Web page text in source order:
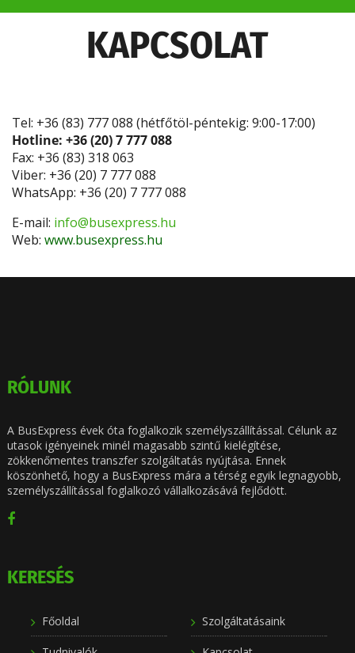
KAPCSOLAT
Tel: +36 (83) 777 088 (hétfőtöl-péntekig: 9:00-17:00)
Hotline: +36 (20) 7 777 088
Fax: +36 (83) 318 063
Viber: +36 (20) 7 777 088
WhatsApp: +36 (20) 7 777 088
E-mail: info@busexpress.hu
Web: www.busexpress.hu
RÓLUNK
A BusExpress évek óta foglalkozik személyszállítással. Célunk az
utasok igényeinek minél magasabb szintű kielégítése,
zökkenőmentes transzfer szolgáltatás nyújtása. Ennek
köszönhető, hogy a BusExpress mára a térség egyik legnagyobb,
személyszállítással foglalkozó vállalkozásává fejlődött.
KERESÉS
Főoldal Szolgáltatásaink